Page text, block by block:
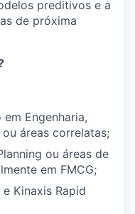
preditivos e a
de próxima
Engenharia,
áreas correlatas;
ou áreas de
em FMCG;
Kinaxis Rapid